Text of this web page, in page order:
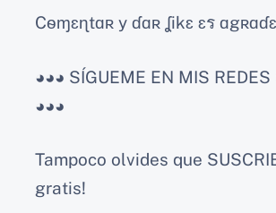
Cѳɱɛɳtɑʀ y ɗɑʀ ʆikɛ ɛร
◕◕◕ SÍGUEME EN MIS REDES
◕◕◕
Tampoco olvides que
gratis!